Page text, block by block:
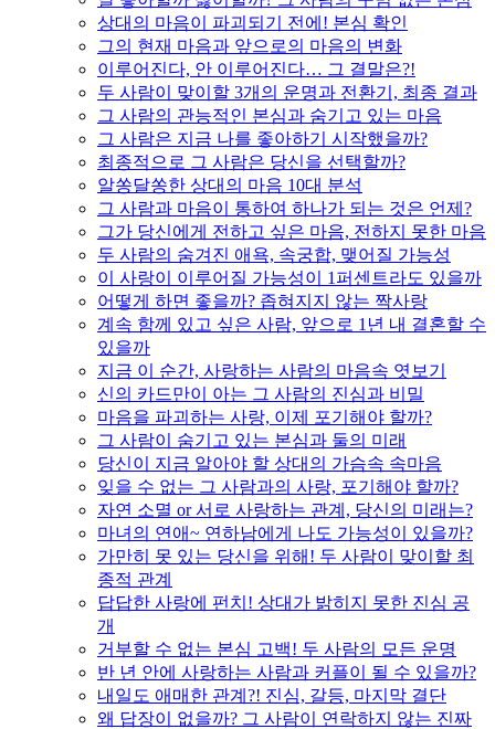
상대의 마음이 파괴되기 전에! 본심 확인
그의 현재 마음과 앞으로의 마음의 변화
이루어진다, 안 이루어진다… 그 결말은?!
두 사람이 맞이할 3개의 운명과 전환기, 최종 결과
그 사람의 관능적인 본심과 숨기고 있는 마음
그 사람은 지금 나를 좋아하기 시작했을까?
최종적으로 그 사람은 당신을 선택할까?
알쏭달쏭한 상대의 마음 10대 분석
그 사람과 마음이 통하여 하나가 되는 것은 언제?
그가 당신에게 전하고 싶은 마음, 전하지 못한 마음
두 사람의 숨겨진 애욕, 속궁합, 맺어질 가능성
이 사랑이 이루어질 가능성이 1퍼센트라도 있을까
어떻게 하면 좋을까? 좁혀지지 않는 짝사랑
계속 함께 있고 싶은 사람, 앞으로 1년 내 결혼할 수
있을까
지금 이 순간, 사랑하는 사람의 마음속 엿보기
신의 카드만이 아는 그 사람의 진심과 비밀
마음을 파괴하는 사랑, 이제 포기해야 할까?
그 사람이 숨기고 있는 본심과 둘의 미래
당신이 지금 알아야 할 상대의 가슴속 속마음
잊을 수 없는 그 사람과의 사랑, 포기해야 할까?
자연 소멸 or 서로 사랑하는 관계, 당신의 미래는?
마녀의 연애~ 연하남에게 나도 가능성이 있을까?
가만히 못 있는 당신을 위해! 두 사람이 맞이할 최
종적 관계
답답한 사랑에 펀치! 상대가 밝히지 못한 진심 공
개
거부할 수 없는 본심 고백! 두 사람의 모든 운명
반 년 안에 사랑하는 사람과 커플이 될 수 있을까?
내일도 애매한 관계?! 진심, 갈등, 마지막 결단
왜 답장이 없을까? 그 사람이 연락하지 않는 진짜